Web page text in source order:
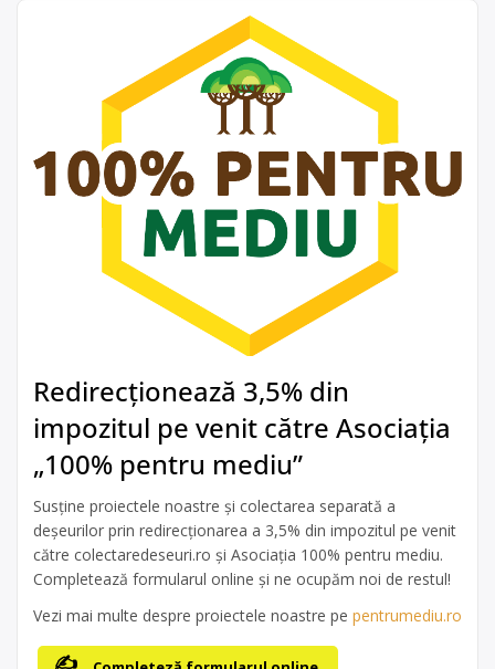
Redirecționează 3,5% din
impozitul pe venit către Asociația
„100% pentru mediu”
Susține proiectele noastre și colectarea separată a
deșeurilor prin redirecționarea a 3,5% din impozitul pe venit
către colectaredeseuri.ro și Asociația 100% pentru mediu.
Completează formularul online și ne ocupăm noi de restul!
Vezi mai multe despre proiectele noastre pe pentrumediu.ro